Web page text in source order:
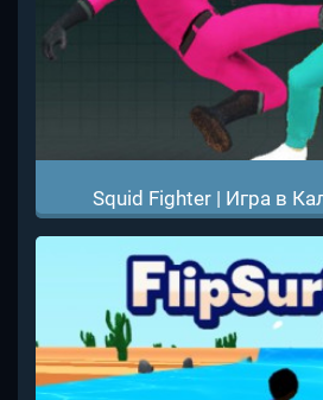
Squid Fighter | Игра в